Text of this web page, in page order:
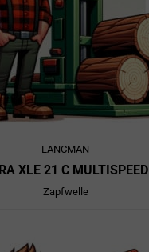
LANCMAN
XLE 21 C MULTISPEED
Zapfwelle